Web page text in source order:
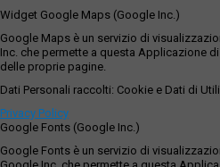
Widget Google Maps (Google Inc.)
Google Maps è un servizio di
Inc. che permette a questa Applicazione
delle proprie pagine.
Dati Personali raccolti: Cookie e Dati di
Privacy Policy
Google Fonts (Google Inc.)
Google Fonts è un servizio di